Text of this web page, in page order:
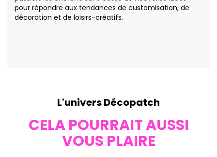
pour répondre aux tendances de customisation, de
décoration et de loisirs-créatifs.
L'univers Décopatch
CELA POURRAIT AUSSI
VOUS PLAIRE